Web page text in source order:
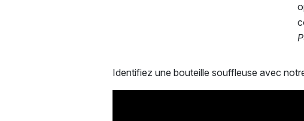
Identifiez une bouteille souffleuse avec